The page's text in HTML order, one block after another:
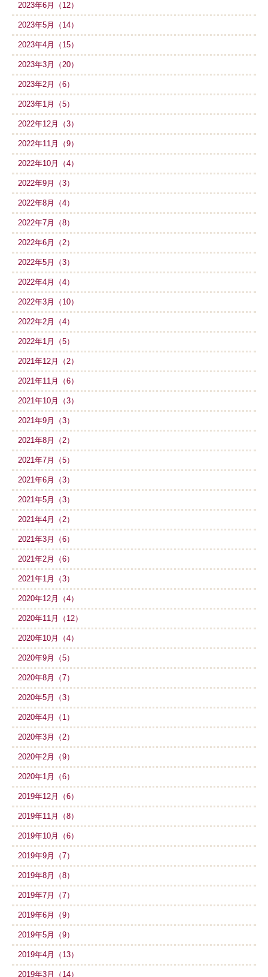
2023年6月（12）
2023年5月（14）
2023年4月（15）
2023年3月（20）
2023年2月（6）
2023年1月（5）
2022年12月（3）
2022年11月（9）
2022年10月（4）
2022年9月（3）
2022年8月（4）
2022年7月（8）
2022年6月（2）
2022年5月（3）
2022年4月（4）
2022年3月（10）
2022年2月（4）
2022年1月（5）
2021年12月（2）
2021年11月（6）
2021年10月（3）
2021年9月（3）
2021年8月（2）
2021年7月（5）
2021年6月（3）
2021年5月（3）
2021年4月（2）
2021年3月（6）
2021年2月（6）
2021年1月（3）
2020年12月（4）
2020年11月（12）
2020年10月（4）
2020年9月（5）
2020年8月（7）
2020年5月（3）
2020年4月（1）
2020年3月（2）
2020年2月（9）
2020年1月（6）
2019年12月（6）
2019年11月（8）
2019年10月（6）
2019年9月（7）
2019年8月（8）
2019年7月（7）
2019年6月（9）
2019年5月（9）
2019年4月（13）
2019年3月（14）